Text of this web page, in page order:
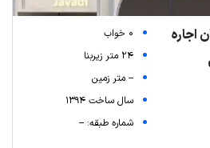
0 خواب
24 متر زیربنا
-- متر زمین
سال ساخت 1394
شماره طبقه: --